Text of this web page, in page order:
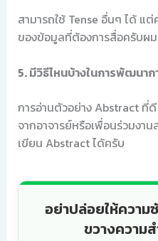
สามารถใช้ Tense อื่นๆ ได้ แ
ของข้อมูลที่ต้องการสื่อครับผม
5. มีวิธีไหนบ้างในการพัฒนา
การอ่านตัวอย่าง Abstract ที่
จากอาจารย์หรือเพื่อนร่วมงา
เขียน Abstract ได้ครับ
อย่าปล่อยให้ความ
ขวางความ